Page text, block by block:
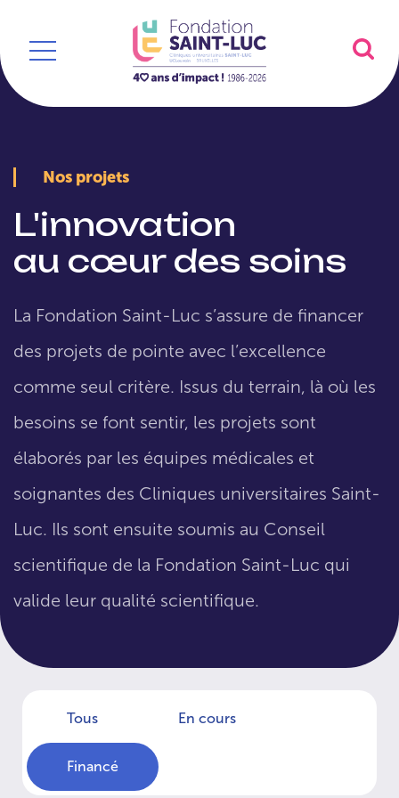
Nos projets
L'innovation
au cœur des soins
La Fondation Saint-Luc s’assure de financer
des projets de pointe avec l’excellence
comme seul critère. Issus du terrain, là où les
besoins se font sentir, les projets sont
élaborés par les équipes médicales et
soignantes des Cliniques universitaires Saint-
Luc. Ils sont ensuite soumis au Conseil
scientifique de la Fondation Saint-Luc qui
valide leur qualité scientifique.
Tous En cours
Financé